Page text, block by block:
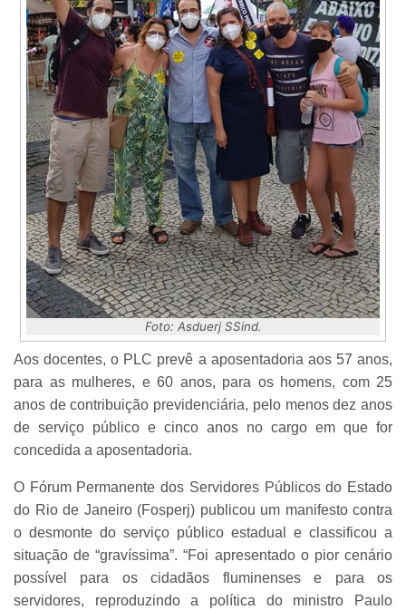
Foto: Asduerj SSind.
Aos docentes, o PLC prevê a aposentadoria aos 57 anos,
para as mulheres, e 60 anos, para os homens, com 25
anos de contribuição previdenciária, pelo menos dez anos
de serviço público e cinco anos no cargo em que for
concedida a aposentadoria.
O Fórum Permanente dos Servidores Públicos do Estado
do Rio de Janeiro (Fosperj) publicou um manifesto contra
o desmonte do serviço público estadual e classificou a
situação de “gravíssima”. “Foi apresentado o pior cenário
possível para os cidadãos fluminenses e para os
servidores, reproduzindo a política do ministro Paulo